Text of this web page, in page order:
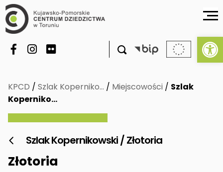

KPCD / Szlak Koperniko… / Miejscowości / Szlak
Koperniko…
 Szlak Kopernikowski / Złotoria
Złotoria